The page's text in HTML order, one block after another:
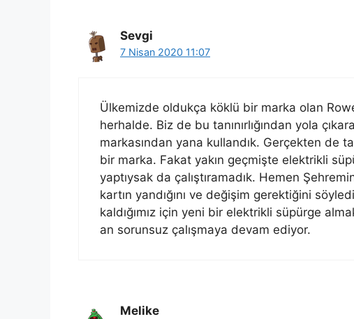
Sevgi
7 Nisan 2020 11:07
Ülkemizde oldukça köklü bir marka olan
herhalde. Biz de bu tanınırlığından yola
markasından yana kullandık. Gerçekten de
bir marka. Fakat yakın geçmişte elektrikli
yaptıysak da çalıştıramadık. Hemen
kartın yandığını ve değişim gerektiğini
kaldığımız için yeni bir elektrikli süpürge
an sorunsuz çalışmaya devam ediyor.
Melike